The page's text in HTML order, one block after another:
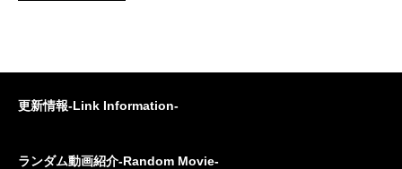
更新情報-Link Information-
ランダム動画紹介-Random Movie-